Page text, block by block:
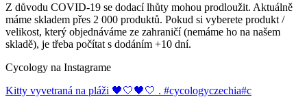
Z důvodu COVID-19 se dodací lhůty mohou prodloužit. Aktuálně
máme skladem přes 2 000 produktů. Pokud si vyberete produkt /
velikost, který objednáváme ze zahraničí (nemáme ho na našem
skladě), je třeba počítat s dodáním +10 dní.
Cycology na Instagrame
Kitty vyvetraná na pláži 🖤🤍🖤🤍 . #cycologyczechia#c